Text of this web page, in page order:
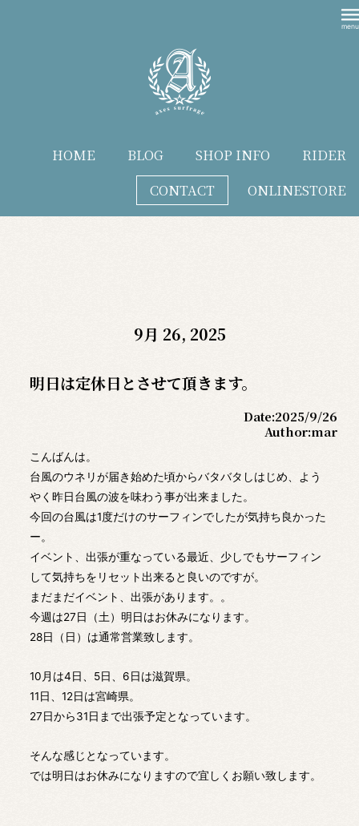
HOME BLOG SHOP INFO
RIDER
CONTACT
ONLINESTORE
9月 26, 2025
明日は定休日とさせて頂きます。
Date:2025/9/26
Author:mar
こんばんは。
台風のウネリが届き始めた頃からバタバタしはじめ、よう
やく昨日台風の波を味わう事が出来ました。
今回の台風は1度だけのサーフィンでしたが気持ち良かった
ー。
イベント、出張が重なっている最近、少しでもサーフィン
して気持ちをリセット出来ると良いのですが。
まだまだイベント、出張があります。。
今週は27日（土）明日はお休みになります。
28日（日）は通常営業致します。
10月は4日、5日、6日は滋賀県。
11日、12日は宮崎県。
27日から31日まで出張予定となっています。
そんな感じとなっています。
では明日はお休みになりますので宜しくお願い致します。